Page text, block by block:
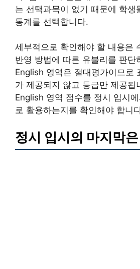
는 선택과목이 없기 때문에 학생
통계를 선택합니다.
세부적으로 확인해야 할 내용은
반영 방법에 따른 유불리를 판단
English 영역은 절대평가이므로
가 제공되지 않고 등급만 제공됩
English 영역 점수를 정시 입시
로 활용하는지를 확인해야 합니
정시 입시의 마지막